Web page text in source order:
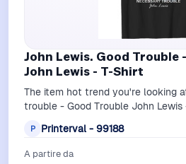
John Lewis. Good Trouble
John Lewis - T-Shirt
The item hot trend you're looking
trouble - Good Trouble John
P Printerval - 99188
A partire da